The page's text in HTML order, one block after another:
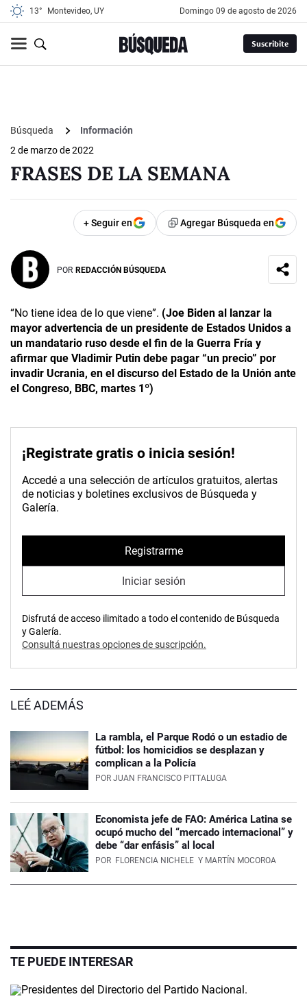
13° Montevideo, UY domingo 09 de agosto de 2026
Suscribite
Búsqueda
Información
2 de marzo de 2022
FRASES DE LA SEMANA
+ Seguir en Agregar Búsqueda en
POR REDACCIÓN BÚSQUEDA
“No tiene idea de lo que viene”. (Joe Biden al lanzar la
mayor advertencia de un presidente de Estados Unidos a
un mandatario ruso desde el fin de la Guerra Fría y
afirmar que Vladimir Putin debe pagar “un precio” por
invadir Ucrania, en el discurso del Estado de la Unión ante
el Congreso, BBC, martes 1º)
¡Registrate gratis o inicia sesión!
Accedé a una selección de artículos gratuitos, alertas
de noticias y boletines exclusivos de Búsqueda y
Galería.
Registrarme
Iniciar sesión
Disfrutá de acceso ilimitado a todo el contenido de Búsqueda
y Galería.
Consultá nuestras opciones de suscripción.
LEÉ ADEMÁS
La rambla, el Parque Rodó o un estadio de
fútbol: los homicidios se desplazan y
complican a la Policía
POR JUAN FRANCISCO PITTALUGA
Economista jefe de FAO: América Latina se
ocupó mucho del “mercado internacional” y
debe “dar enfásis” al local
POR FLORENCIA NICHELE Y MARTÍN MOCOROA
TE PUEDE INTERESAR